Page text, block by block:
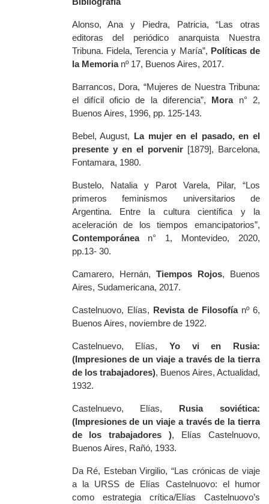
Alonso, Ana y Piedra, Patricia, “Las otras
editoras del periódico anarquista Nuestra
Tribuna. Fidela, Terencia y María”, Políticas de
la Memorianº 17, Buenos Aires, 2017.
Barrancos, Dora, “Mujeres de Nuestra Tribuna:
el difícil oficio de la diferencia”, Moran° 2,
Buenos Aires, 1996, pp. 125-143.
Bebel, August, La mujer en el pasado, en el
presente y en el porvenir [1879], Barcelona,
Fontamara, 1980.
Bustelo, Natalia y Parot Varela, Pilar, “Los
primeros feminismos universitarios de
Argentina. Entre la cultura científica y la
aceleración de los tiempos emancipatorios”,
Contemporánean° 1, Montevideo, 2020,
pp.13- 30.
Camarero, Hernán, Tiempos Rojos, Buenos
Aires, Sudamericana, 2017.
Castelnuovo, Elías, Revista de Filosofíanº 6,
Buenos Aires, noviembre de 1922.
Castelnuevo, Elías, Yo vi en Rusia:
(Impresiones de un viaje a través de la tierra
de los trabajadores), Buenos Aires, Actualidad,
1932.
Castelnuevo, Elías, Rusia soviética:
(Impresiones de un viaje a través de la tierra
de los trabajadores ), Elías Castelnuovo,
Buenos Aires, Rañó, 1933.
Da Ré, Esteban Virgilio, “Las crónicas de viaje
a la URSS de Elías Castelnuovo: el humor
como estrategia crítica/Elías Castelnuovo’s